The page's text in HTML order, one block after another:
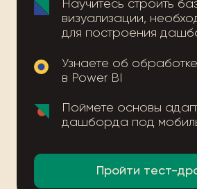
Пройти тест-
Научитесь строить
визуализации,
для построения
Узнаете об
в Power BI
Поймете основы
дашборда под